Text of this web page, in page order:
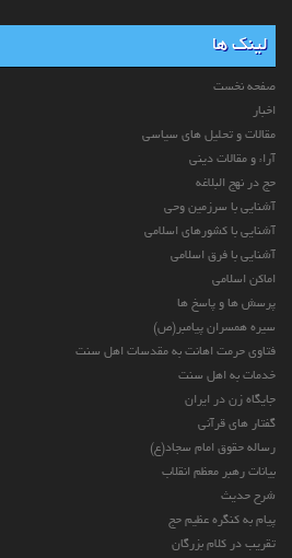
لینک ها
صفحه نخست
اخبار
مقالات و تحلیل های سیاسی
آراء و مقالات دینی
حج در نهج البلاغه
آشنایی با سرزمین وحی
آشنایی با کشورهای اسلامی
آشنایی با فرق اسلامی
اماکن اسلامی
پرسش ها و پاسخ ها
سیره همسران پیامبر(ص)
فتاوی حرمت اهانت به مقدسات اهل سنت
خدمات به اهل سنت
جایگاه زن در ایران
گفتار های قرآنی
رساله حقوق امام سجاد(ع)
بیانات رهبر معظم انقلاب
شرح حدیث
پیام به کنگره عظیم حج
تقریب در کلام بزرگان